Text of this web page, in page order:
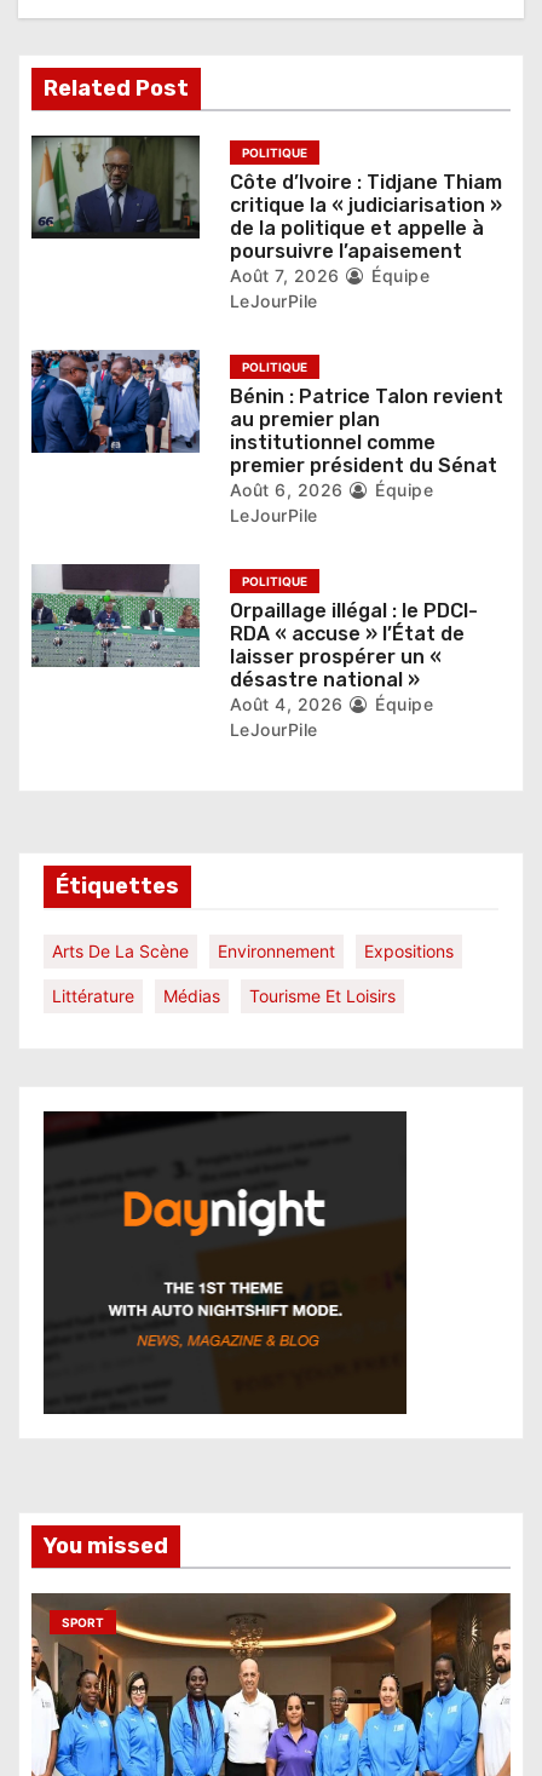
l
’
a
r
c
l
e
Related Post
POLITIQUE
Côte d’Ivoire : Tidjane Thiam
critique la « judiciarisation »
de la politique et appelle à
poursuivre l’apaisement
Août 7, 2026
Équipe
LeJourPile
POLITIQUE
Bénin : Patrice Talon revient
au premier plan
institutionnel comme
premier président du Sénat
Août 6, 2026
Équipe
LeJourPile
POLITIQUE
Orpaillage illégal : le PDCI-
RDA « accuse » l’État de
laisser prospérer un «
désastre national »
Août 4, 2026
Équipe
LeJourPile
Étiquettes
Arts De La Scène Environnement Expositions
Littérature Médias Tourisme Et Loisirs
You missed
SPORT